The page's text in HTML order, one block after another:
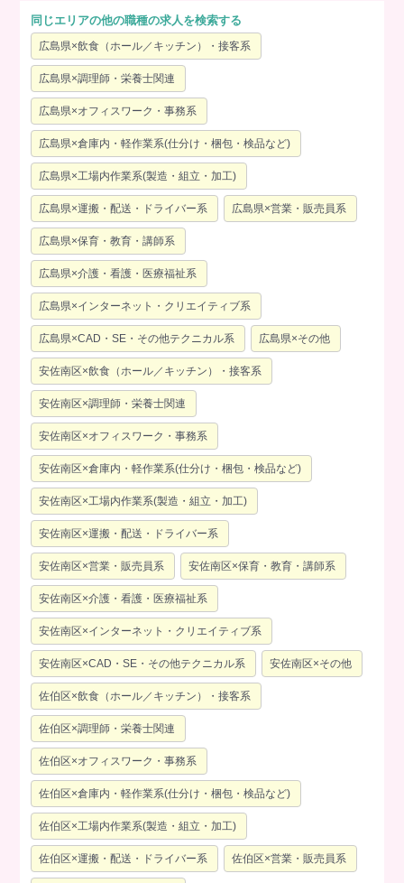
同じエリアの他の職種の求人を検索する
広島県×飲食（ホール／キッチン）・接客系
広島県×調理師・栄養士関連
広島県×オフィスワーク・事務系
広島県×倉庫内・軽作業系(仕分け・梱包・検品など)
広島県×工場内作業系(製造・組立・加工)
広島県×運搬・配送・ドライバー系 広島県×営業・販売員系
広島県×保育・教育・講師系
広島県×介護・看護・医療福祉系
広島県×インターネット・クリエイティブ系
広島県×CAD・SE・その他テクニカル系 広島県×その他
安佐南区×飲食（ホール／キッチン）・接客系
安佐南区×調理師・栄養士関連
安佐南区×オフィスワーク・事務系
安佐南区×倉庫内・軽作業系(仕分け・梱包・検品など)
安佐南区×工場内作業系(製造・組立・加工)
安佐南区×運搬・配送・ドライバー系
安佐南区×営業・販売員系 安佐南区×保育・教育・講師系
安佐南区×介護・看護・医療福祉系
安佐南区×インターネット・クリエイティブ系
安佐南区×CAD・SE・その他テクニカル系 安佐南区×その他
佐伯区×飲食（ホール／キッチン）・接客系
佐伯区×調理師・栄養士関連
佐伯区×オフィスワーク・事務系
佐伯区×倉庫内・軽作業系(仕分け・梱包・検品など)
佐伯区×工場内作業系(製造・組立・加工)
佐伯区×運搬・配送・ドライバー系 佐伯区×営業・販売員系